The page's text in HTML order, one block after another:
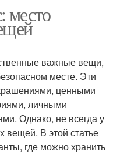
место
важные вещи,
месте. Эти
ценными
личными
Однако, не всегда у
вещей. В этой статье
где можно хранить